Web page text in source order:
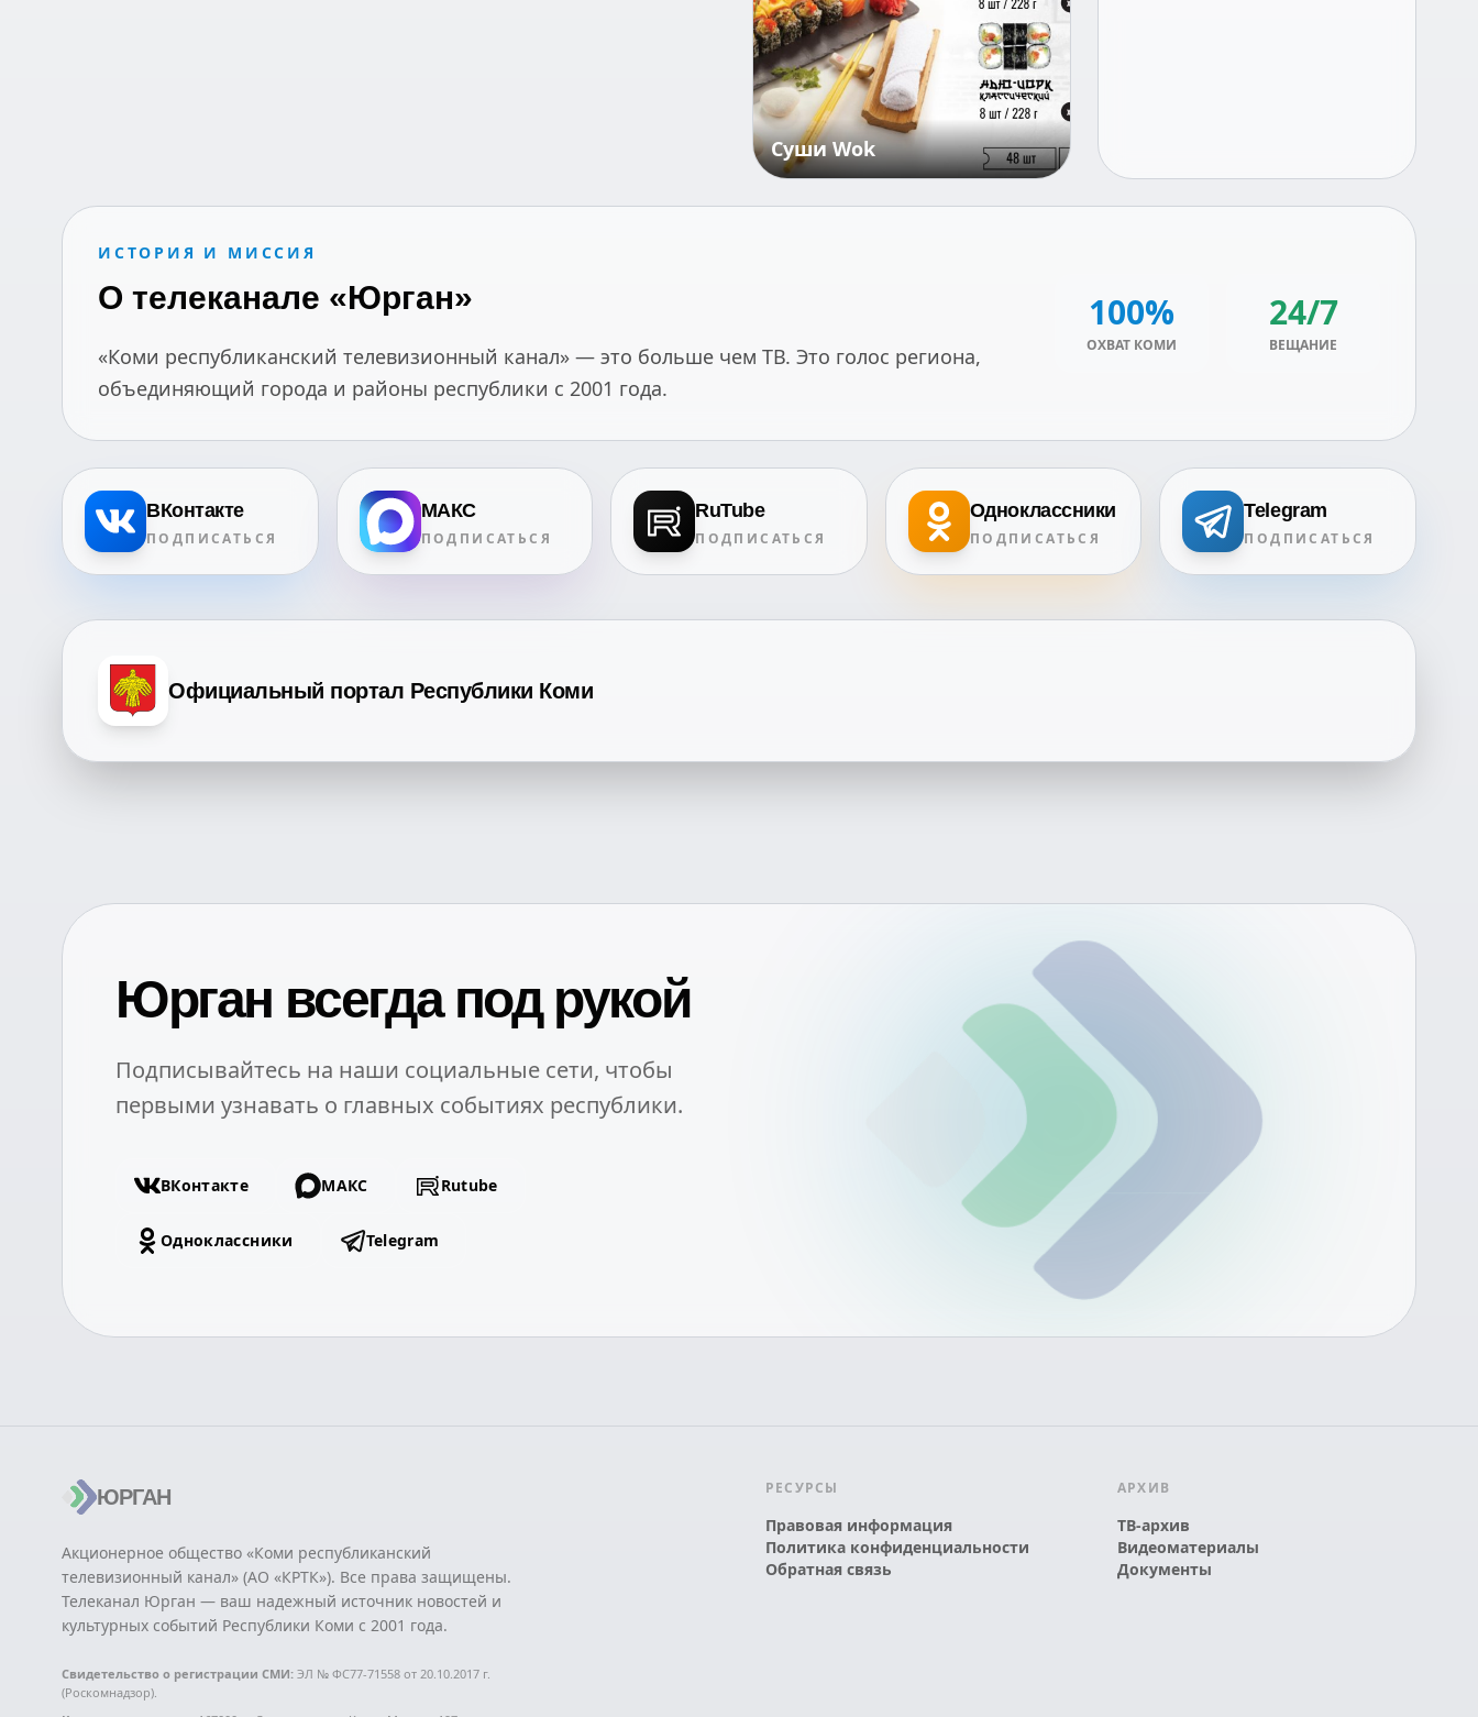
Суши Wok
ИСТОРИЯ И МИССИЯ
О телеканале «Юрган»
«Коми республиканский телевизионный канал» — это больше чем ТВ. Это голос региона,
объединяющий города и районы республики с 2001 года.
100%
ОХВАТ КОМИ
24/7
ВЕЩАНИЕ
ВКонтакте
ПОДПИСАТЬСЯ
МАКС
ПОДПИСАТЬСЯ
RuTube
ПОДПИСАТЬСЯ
Одноклассники
ПОДПИСАТЬСЯ
Telegram
ПОДПИСАТЬСЯ
Официальный портал Республики Коми
Юрган всегда под рукой
Подписывайтесь на наши социальные сети, чтобы
первыми узнавать о главных событиях республики.
ВКонтакте МАКС Rutube
Одноклассники Telegram
ЮРГАН
Акционерное общество «Коми республиканский
телевизионный канал» (АО «КРТК»). Все права защищены.
Телеканал Юрган — ваш надежный источник новостей и
культурных событий Республики Коми с 2001 года.
Свидетельство о регистрации СМИ: ЭЛ № ФС77-71558 от 20.10.2017 г.
(Роскомнадзор).
РЕСУРСЫ
Правовая информация
Политика конфиденциальности
Обратная связь
АРХИВ
ТВ-архив
Видеоматериалы
Документы